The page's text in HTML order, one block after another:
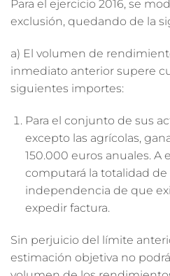
Para el ejercicio 2016, se
exclusión, quedando de la
a) El volumen de
inmediato anterior supere
siguientes importes:
Para el conjunto de sus
excepto las agrícolas,
150.000 euros anuales. A
computará la totalidad de
independencia de que
expedir factura.
Sin perjuicio del límite
estimación objetiva no